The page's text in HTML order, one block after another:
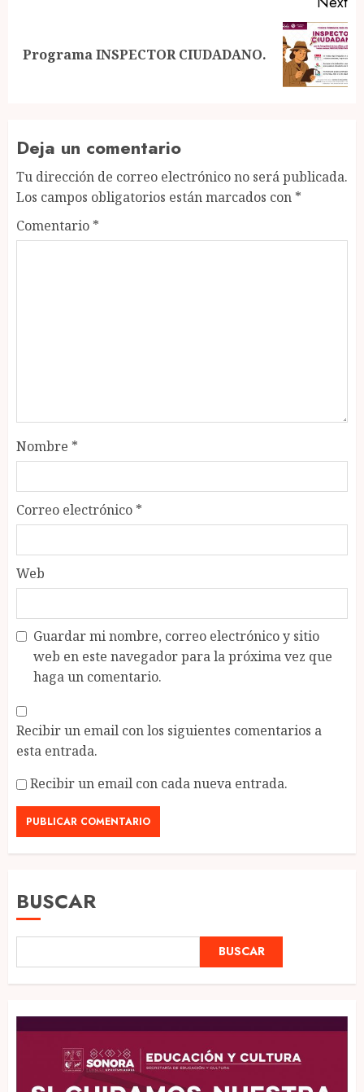
Next
Programa INSPECTOR CIUDADANO.
Deja un comentario
Tu dirección de correo electrónico no será publicada.
Los campos obligatorios están marcados con *
Comentario *
Nombre *
Correo electrónico *
Web
Guardar mi nombre, correo electrónico y sitio
web en este navegador para la próxima vez que
haga un comentario.
Recibir un email con los siguientes comentarios a
esta entrada.
Recibir un email con cada nueva entrada.
BUSCAR
BUSCAR